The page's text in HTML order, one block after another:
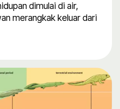
dimulai di air,
merangkak keluar dari